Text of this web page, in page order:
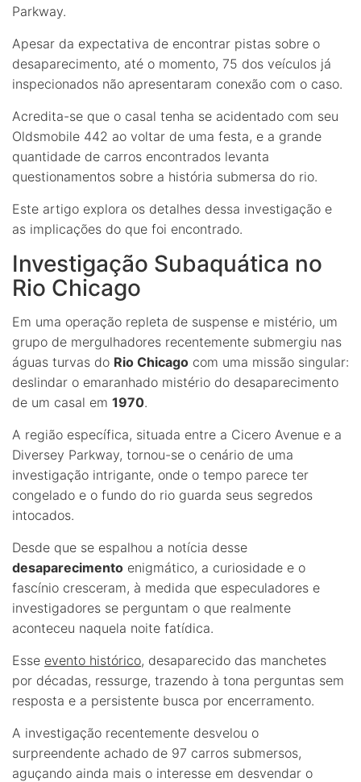
Parkway.
Apesar da expectativa de encontrar pistas sobre o
desaparecimento, até o momento, 75 dos veículos já
inspecionados não apresentaram conexão com o caso.
Acredita-se que o casal tenha se acidentado com seu
Oldsmobile 442 ao voltar de uma festa, e a grande
quantidade de carros encontrados levanta
questionamentos sobre a história submersa do rio.
Este artigo explora os detalhes dessa investigação e
as implicações do que foi encontrado.
Investigação Subaquática no
Rio Chicago
Em uma operação repleta de suspense e mistério, um
grupo de mergulhadores recentemente submergiu nas
águas turvas do Rio Chicago com uma missão singular:
deslindar o emaranhado mistério do desaparecimento
de um casal em 1970.
A região específica, situada entre a Cicero Avenue e a
Diversey Parkway, tornou-se o cenário de uma
investigação intrigante, onde o tempo parece ter
congelado e o fundo do rio guarda seus segredos
intocados.
Desde que se espalhou a notícia desse
desaparecimento enigmático, a curiosidade e o
fascínio cresceram, à medida que especuladores e
investigadores se perguntam o que realmente
aconteceu naquela noite fatídica.
Esse evento histórico, desaparecido das manchetes
por décadas, ressurge, trazendo à tona perguntas sem
resposta e a persistente busca por encerramento.
A investigação recentemente desvelou o
surpreendente achado de 97 carros submersos,
aguçando ainda mais o interesse em desvendar o